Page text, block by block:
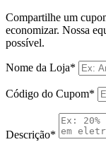
Compartilhe um
economizar. Nossa
possível.
Nome da Loja*
Código do Cupom*
Descrição*